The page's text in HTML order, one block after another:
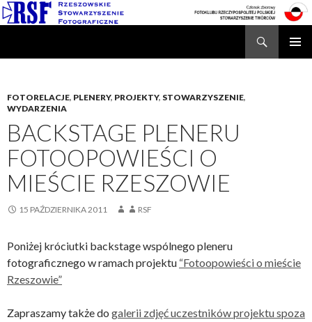
FOTORELACJE, PLENERY, PROJEKTY, STOWARZYSZENIE,
WYDARZENIA
BACKSTAGE PLENERU
FOTOOPOWIEŚCI O
MIEŚCIE RZESZOWIE
15 PAŹDZIERNIKA 2011 RSF
Poniżej króciutki backstage wspólnego pleneru
fotograficznego w ramach projektu “Fotoopowieści o mieście
Rzeszowie”
Zapraszamy także do galerii zdjęć uczestników projektu spoza